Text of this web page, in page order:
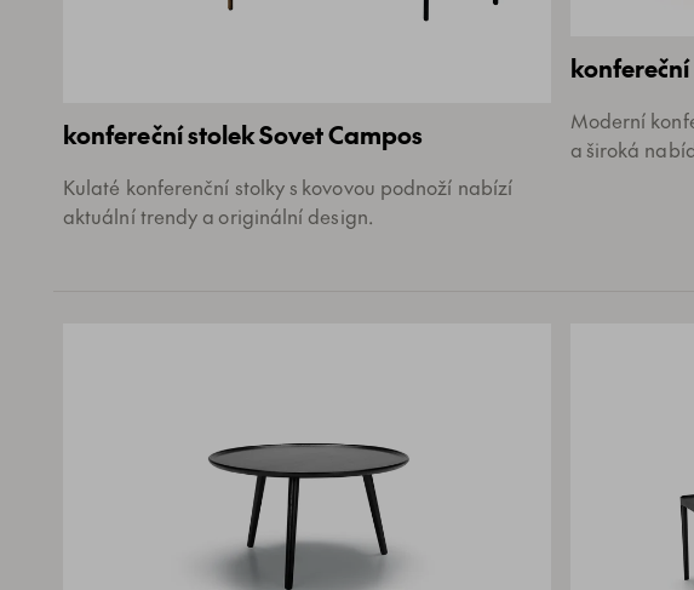
konfereční stolek Sovet Campos
Kulaté konferenční stolky s kovovou podnoží nabízí
aktuální trendy a originální design.
konfereční
Moderní
a široká